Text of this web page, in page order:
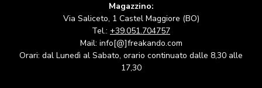
Magazzino:
Via Saliceto, 1 Castel Maggiore (BO)
Tel.: +39.051.704757
Mail: info[@]freakando.com
Orari: dal Lunedì al Sabato, orario continuato dalle 8,30 alle
17,30